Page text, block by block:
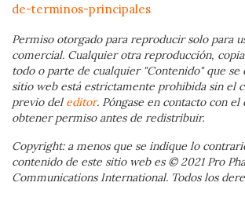
de-terminos-principales
Permiso otorgado para reproducir solo para
comercial. Cualquier otra reproducción,
todo o parte de cualquier "Contenido" que se
sitio web está estrictamente prohibida sin el
previo del editor. Póngase en contacto con
obtener permiso antes de redistribuir.
Copyright: a menos que se indique lo
contenido de este sitio web es © 2021 Pro
Communications International. Todos los